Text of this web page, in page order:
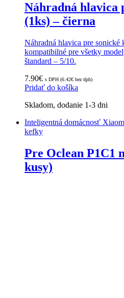
Náhradná hlavica
(1ks) – čierna
Náhradná hlavica pre
kompatibilné pre všetky
štandard – 5/10.
7.90€ s DPH (6.42€ bez dph)
Pridať do košíka
Skladom, dodanie 1-3 dni
Inteligentná domácnosť
kefky
Pre Oclean P1C1
kusy)